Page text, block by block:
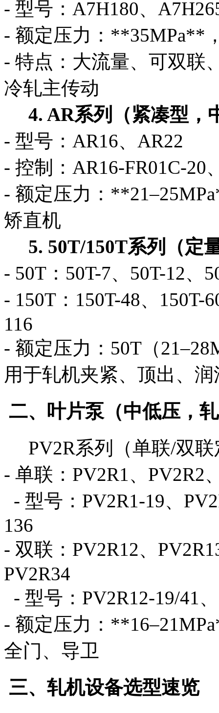
- 型号：A7H180、
- 额定压力：**35MPa**
- 特点：大流量、可双联
冷轧主传动
4. AR系列（紧凑型，
- 型号：AR16、AR22
- 控制：AR16-FR01C-20
- 额定压力：
矫直机
5. 50T/150T系列（定
- 50T：50T-7、50T-12、
- 150T：150T-48、150T-
116
- 额定压力：50T（
用于轧机夹紧、顶出、润
二、叶片泵（中低压，
PV2R系列（单联/双联
- 单联：PV2R1、PV2R2
- 型号：PV2R1-19、
136
- 双联：PV2R12、
PV2R34
- 型号：PV2R12-19/41
- 额定压力：
全门、导卫
三、轧机设备选型速览